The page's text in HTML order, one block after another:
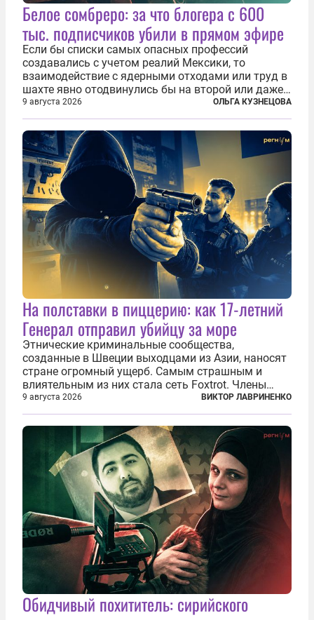
Белое сомбреро: за что блогера с 600
тыс. подписчиков убили в прямом эфире
Если бы списки самых опасных профессий
создавались с учетом реалий Мексики, то
взаимодействие с ядерными отходами или труд в
шахте явно отодвинулись бы на второй или даже
третий план. А вот блогерам, журналистам и
музыкантам пришлось бы выйти вперед. В
Кульякане, столице штата Синалоа, прямо во...
9 августа 2026 ОЛЬГА КУЗНЕЦОВА
На полставки в пиццерию: как 17-летний
Генерал отправил убийцу за море
Этнические криминальные сообщества,
созданные в Швеции выходцами из Азии, наносят
стране огромный ущерб. Самым страшным и
влиятельным из них стала сеть Foxtrot. Члены
этой сети не только убивают и грабят шведов,
подсаживают их на наркотики, но и совершают
нечто еще даже более страшное — массово...
9 августа 2026 ВИКТОР ЛАВРИНЕНКО
Обидчивый похититель: сирийского